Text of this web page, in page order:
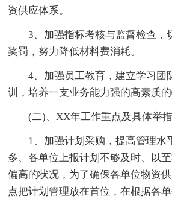
资供应体系。
3、加强指标考核与监督检查，
奖罚，努力降低材料费消耗。
4、加强员工教育，建立学习团
训，培养一支业务能力强的高素质的
(二)、XX年工作重点及具体举措
1、加强计划采购，提高管理水
多、各单位上报计划不够及时、以
偏高的状况，为了确保各单位物资
点把计划管理放在首位，在根据各